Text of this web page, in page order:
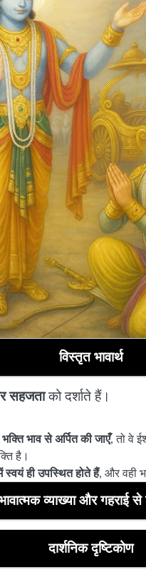
विस्तृत भावार्थ
सहजताको दर्शाते हैं।
भक्ति भाव से अर्पित की जाएँ, तो वे
है।
स्वयं ही उपस्थित होते हैं, और वही
व्याख्या और गहराई
दार्शनिक दृष्टिकोण